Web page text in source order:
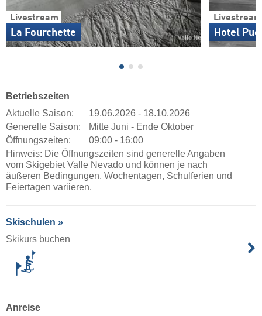
Livestream
La Fourchette
Livestream
Hotel
Betriebszeiten
Aktuelle Saison:
19.06.2026 - 18.10.2026
Generelle Saison:
Mitte Juni - Ende Oktober
Öffnungszeiten:
09:00 - 16:00
Hinweis: Die Öffnungszeiten sind generelle Angaben
vom Skigebiet Valle Nevado und können je nach
äußeren Bedingungen, Wochentagen, Schulferien und
Feiertagen variieren.
Skischulen »
Skikurs buchen
Anreise